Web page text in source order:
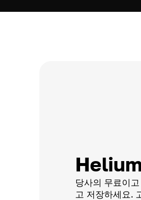
당사의 무료이
고 저장하세요.